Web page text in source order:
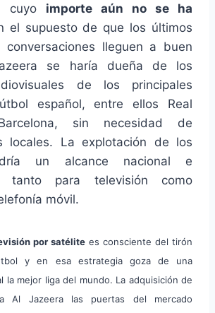
cuyo importe aún no se ha
el supuesto de que los últimos
lleguen a buen
se haría dueña de los
de los principales
español, entre ellos Real
sin necesidad de
locales. La explotación de los
un alcance nacional e
tanto para televisión como
móvil.
por satélite es consciente del tirón
y en esa estrategia goza de una
la mejor liga del mundo. La adquisición de
Al Jazeera las puertas del mercado